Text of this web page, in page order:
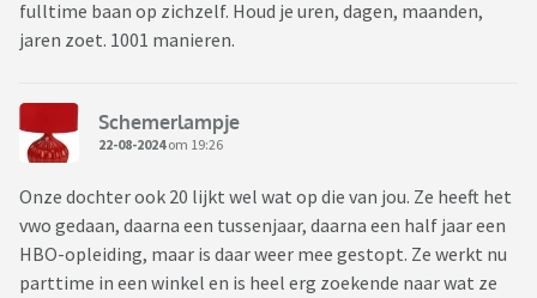
fulltime baan op zichzelf. Houd je uren, dagen, maanden,
jaren zoet. 1001 manieren.
Schemerlampje
22-08-2024om 19:26
Onze dochter ook 20 lijkt wel wat op die van jou. Ze heeft het
vwo gedaan, daarna een tussenjaar, daarna een half jaar een
HBO-opleiding, maar is daar weer mee gestopt. Ze werkt nu
parttime in een winkel en is heel erg zoekende naar wat ze